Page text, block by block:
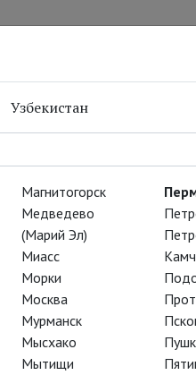
Узбекистан
Магнитогорск
Медведево
(Марий Эл)
Миасс
Морки
Москва
Мурманск
Мысхако
Мытищи